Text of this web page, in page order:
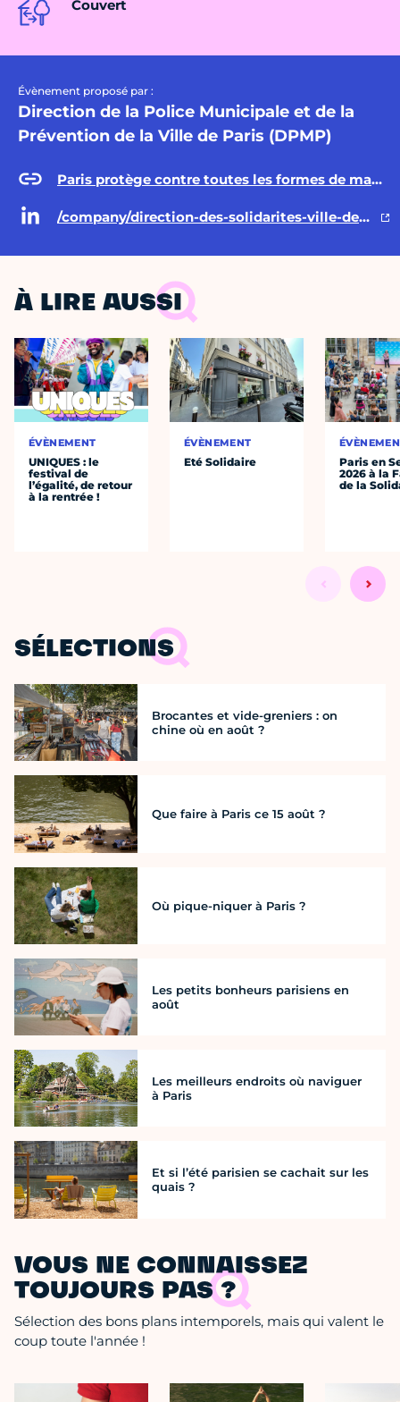
Couvert
Évènement proposé par :
Direction de la Police Municipale et de la
Prévention de la Ville de Paris (DPMP)
Paris protège contre toutes les formes de malveillance, violence et maltraitance
/company/direction-des-solidarites-ville-de-paris/posts/
À LIRE AUSSI
ÉVÈNEMENT
UNIQUES : le
festival de
l’égalité, de retour
à la rentrée !
ÉVÈNEMENT
Eté Solidaire
Paris en
2026 à la
de la
SÉLECTIONS
Brocantes et vide-greniers : on
chine où en août ?
Que faire à Paris ce 15 août ?
Où pique-niquer à Paris ?
Les petits bonheurs parisiens en
août
Les meilleurs endroits où naviguer
à Paris
Et si l’été parisien se cachait sur les
quais ?
VOUS NE CONNAISSEZ
TOUJOURS PAS ?
Sélection des bons plans intemporels, mais qui valent le
coup toute l'année !